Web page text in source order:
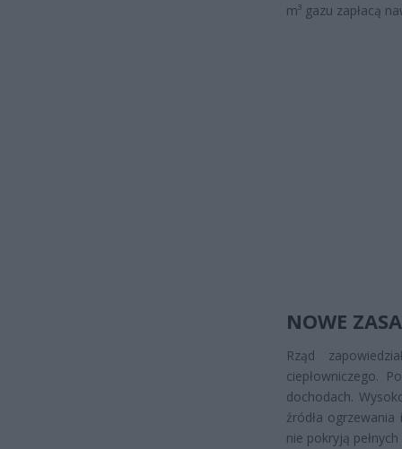
m³ gazu zapłacą
NOWE
Rząd
ciepłowniczego.
dochodach.
źródła
nie pokryją